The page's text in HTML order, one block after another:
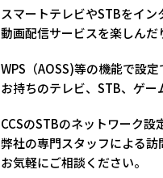
スマートテレビやSTBをイ
動画配信サービスを楽しんだ
WPS（AOSS)等の機能で設
お持ちのテレビ、STB、ゲ
CCSのSTBのネットワーク設
弊社の専門スタッフによる
お気軽にご相談ください。